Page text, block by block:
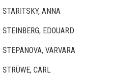
STARITSKY, ANNA
STEINBERG, EDOUARD
STEPANOVA, VARVARA
STRÜWE, CARL